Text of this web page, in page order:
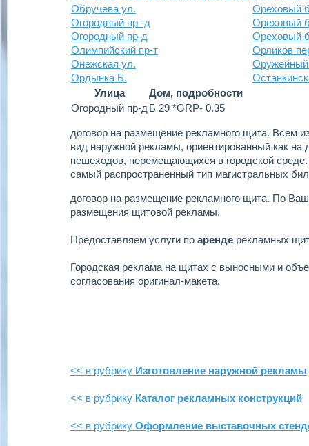
Обручева ул.
Огородный пр -д
Огородный пр-д
Олимпийский пр-т
Онежская ул.
Ордынка Б.
Ореховый
Ореховый
Ореховый
Орликов
Оружейный
Улица
Дом, подробности
Огородный пр-д Б 29 *GRP- 0.35
договор на размещение рекламного щита. Всем
вид наружной рекламы, ориентированный как на
пешеходов, перемещающихся в городской
самый распространенный тип магистральных
договор на размещение рекламного щита. По
размещения щитовой рекламы.
Предоставляем услуги по аренде рекламных
Городская реклама на щитах с выносными и
согласования оригинал-макета.
<< в рубрику Изготовление наружной рекламы
<< в рубрику Каталог рекламных конструкций
<< в рубрику Оформление выставочных